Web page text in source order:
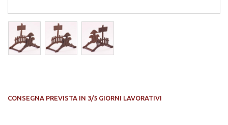
CONSEGNA PREVISTA IN 3/5 GIORNI LAVORATIVI